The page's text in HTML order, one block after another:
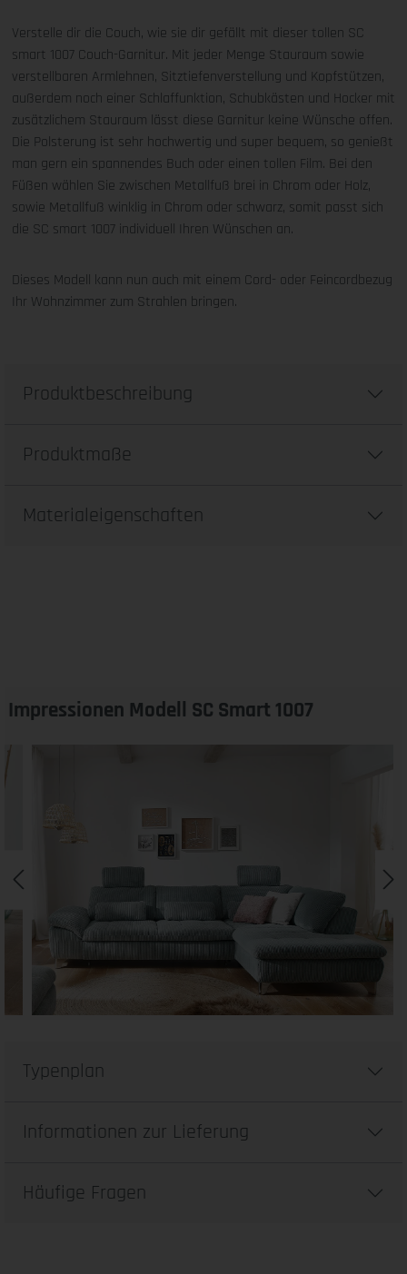
Verstelle dir die Couch, wie sie dir gefällt mit dieser tollen SC
smart 1007 Couch-Garnitur. Mit jeder Menge Stauraum sowie
verstellbaren Armlehnen, Sitztiefenverstellung und Kopfstützen,
außerdem noch einer Schlaffunktion, Schubkästen und Hocker mit
zusätzlichem Stauraum lässt diese Garnitur keine Wünsche offen.
Die Polsterung ist sehr hochwertig und super bequem, so genießt
man gern ein spannendes Buch oder einen tollen Film. Bei den
Füßen wählen Sie zwischen Metallfuß brei in Chrom oder Holz,
sowie Metallfuß winklig in Chrom oder schwarz, somit passt sich
die SC smart 1007 individuell Ihren Wünschen an.
Dieses Modell kann nun auch mit einem Cord- oder Feincordbezug
Ihr Wohnzimmer zum Strahlen bringen.
Produktbeschreibung
Produktmaße
Materialeigenschaften
Impressionen Modell SC Smart 1007
Typenplan
Informationen zur Lieferung
Häufige Fragen